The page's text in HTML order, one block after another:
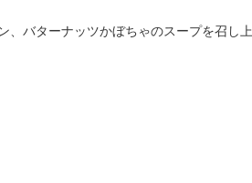
、バターナッツかぼちゃのスープを召し